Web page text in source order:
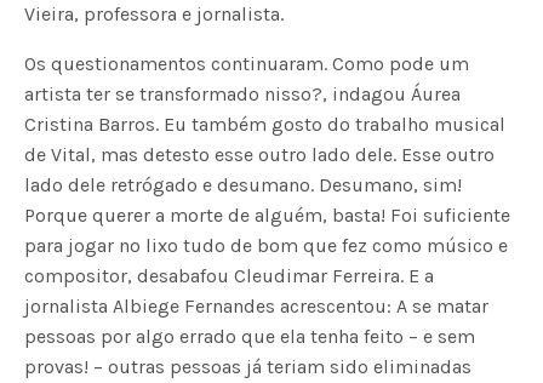
Vieira, professora e jornalista.
Os questionamentos continuaram. Como pode um
artista ter se transformado nisso?, indagou Áurea
Cristina Barros. Eu também gosto do trabalho musical
de Vital, mas detesto esse outro lado dele. Esse outro
lado dele retrógado e desumano. Desumano, sim!
Porque querer a morte de alguém, basta! Foi suficiente
para jogar no lixo tudo de bom que fez como músico e
compositor, desabafou Cleudimar Ferreira. E a
jornalista Albiege Fernandes acrescentou: A se matar
pessoas por algo errado que ela tenha feito – e sem
provas! – outras pessoas já teriam sido eliminadas